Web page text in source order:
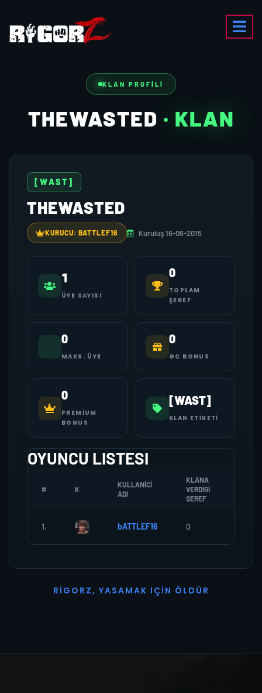
KLAN PROFILI
THEWASTED · KLAN
[WAST]
THEWASTED
KURUCU: BATTLEF16 Kuruluş 16-06-2015
1
ÜYE SAYISI
0
TOPLAM
ŞEREF
0
MAKS. ÜYE
0
GC BONUS
0
PREMIUM
BONUS
[WAST]
KLAN ETIKETI
OYUNCU LISTESI
# K
KULLANICI
ADI
KLANA
VERDIGI
SEREF
1. bATTLEF16 0
R I G O R Z, YASAMAK I ÇI N Ö L D Ü R